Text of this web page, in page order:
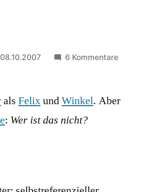
08.10.2007 6 Kommentarezu
als FelixundWinkel. Aber
: Wer ist das nicht?